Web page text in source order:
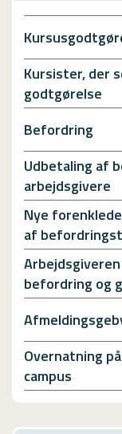
Kursister, der
godtgørelse
Befordring
Udbetaling af
arbejdsgivere
Nye
af
befordring og
Overnatning
campus